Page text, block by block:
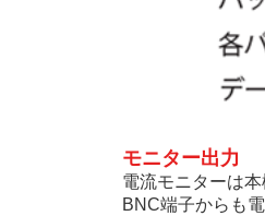
モニター出力
電流モニターは
BNC端子からも